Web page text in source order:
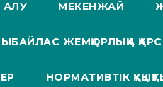
АЛУ МЕКЕНЖАЙ
ЖЕМҚОРЛЫҚҚА
НОРМАТИВТІК